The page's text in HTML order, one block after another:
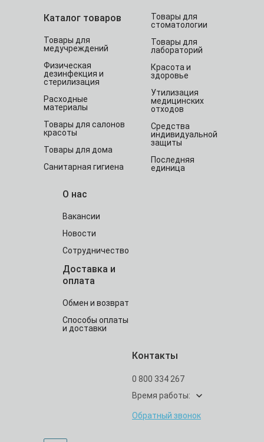
Каталог товаров
Товары для
медучреждений
Физическая
дезинфекция и
стерилизация
Расходные
материалы
Товары для салонов
красоты
Товары для дома
Санитарная гигиена
Товары для
стоматологии
Товары для
лабораторий
Красота и
здоровье
Утилизация
медицинских
отходов
Средства
индивидуальной
защиты
Последняя
единица
О нас
Вакансии
Новости
Сотрудничество
Доставка и
оплата
Обмен и возврат
Способы оплаты
и доставки
Контакты
0 800 334 267
Время работы:
Обратный звонок